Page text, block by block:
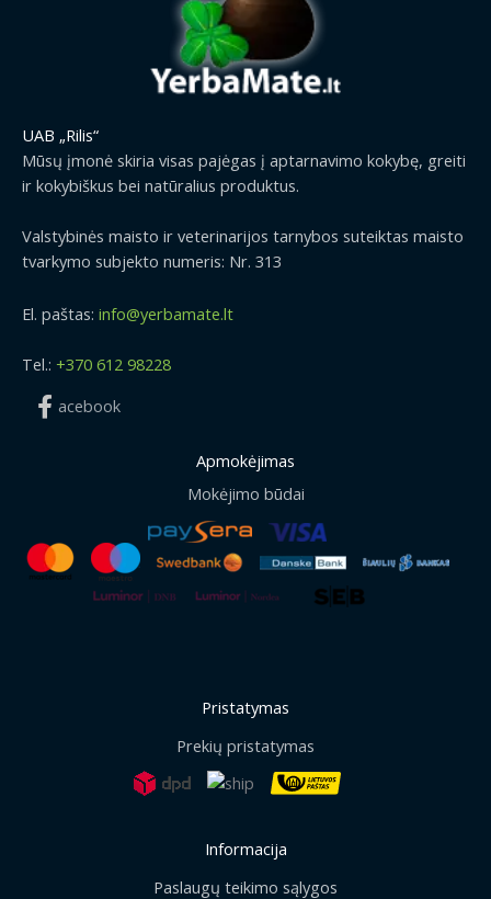
UAB „Rilis“
Mūsų įmonė skiria visas pajėgas į aptarnavimo kokybę, greiti
ir kokybiškus bei natūralius produktus.
Valstybinės maisto ir veterinarijos tarnybos suteiktas maisto
tvarkymo subjekto numeris: Nr. 313
El. paštas: info@yerbamate.lt
Tel.: +370 612 98228
acebook
Apmokėjimas
Mokėjimo būdai
Pristatymas
Prekių pristatymas
Informacija
Paslaugų teikimo sąlygos